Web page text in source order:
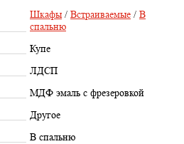
Шкафы / Встраиваемые / В
спальню
Купе
ЛДСП
МДФ эмаль с фрезеровкой
Другое
В спальню